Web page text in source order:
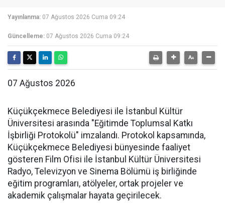
Yayınlanma: 07 Ağustos 2026 Cuma 09:24
Güncelleme: 07 Ağustos 2026 Cuma 09:24
07 Ağustos 2026
Küçükçekmece Belediyesi ile İstanbul Kültür
Üniversitesi arasında "Eğitimde Toplumsal Katkı
İşbirliği Protokolü" imzalandı. Protokol kapsamında,
Küçükçekmece Belediyesi bünyesinde faaliyet
gösteren Film Ofisi ile İstanbul Kültür Üniversitesi
Radyo, Televizyon ve Sinema Bölümü iş birliğinde
eğitim programları, atölyeler, ortak projeler ve
akademik çalışmalar hayata geçirilecek.